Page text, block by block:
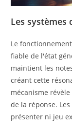
Les systèmes
Le
fiable de l'état
maintient les
créant cette
mécanisme
de la réponse.
présenter ni jeu